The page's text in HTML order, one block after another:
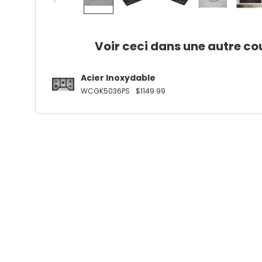
Voir ceci dans une autre
Acier Inoxydable
WCGK5036PS $1149.99